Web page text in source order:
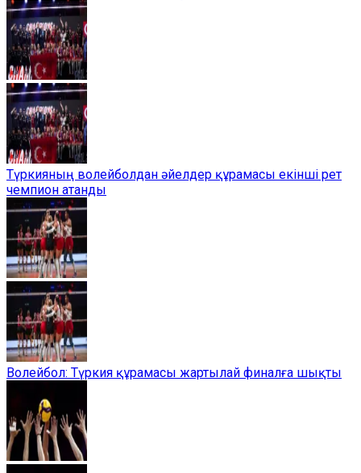
Түркияның волейболдан әйелдер құрамасы екінші рет
чемпион атанды
Волейбол: Түркия құрамасы жартылай финалға шықты